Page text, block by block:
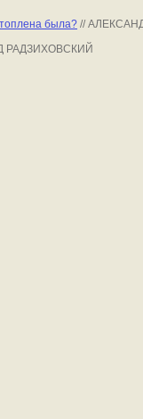
была? //
РАДЗИХОВСКИЙ